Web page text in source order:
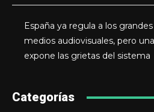
España ya regula a los
medios audiovisuales, pero
expone las grietas del sistema
Categorías